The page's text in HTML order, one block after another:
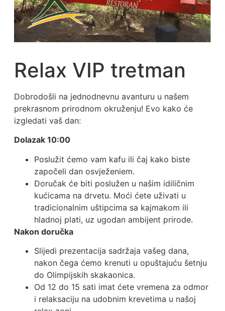
Relax VIP tretman
Dobrodošli na jednodnevnu avanturu u našem
prekrasnom prirodnom okruženju! Evo kako će
izgledati vaš dan:
Dolazak 10:00
Poslužit ćemo vam kafu ili čaj kako biste
započeli dan osvježeniem.
Doručak će biti poslužen u našim idiličnim
kućicama na drvetu. Moći ćete uživati u
tradicionalnim uštipcima sa kajmakom ili
hladnoj plati, uz ugodan ambijent prirode.
Nakon doručka
Slijedi prezentacija sadržaja vašeg dana,
nakon čega ćemo krenuti u opuštajuću šetnju
do Olimpijskih skakaonica.
Od 12 do 15 sati imat ćete vremena za odmor
i relaksaciju na udobnim krevetima u našoj